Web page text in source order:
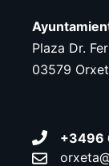
Plaza Dr.
03579
+3496